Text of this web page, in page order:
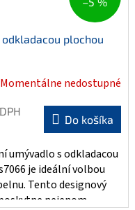
plochou
Momentálne nedostupné
Do košíka
umývadlo s odkladacou
je ideální volbou
Tento designový
nejenom...